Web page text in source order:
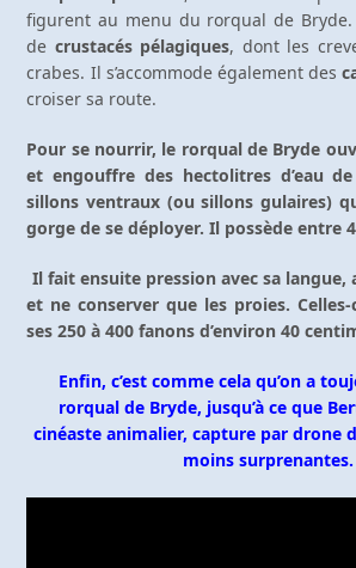
figurent au menu du rorqual de
de crustacés pélagiques, dont les
crabes. Il s’accommode également des
croiser sa route.
Pour se nourrir, le rorqual de Bryde
et engouffre des hectolitres d’eau
sillons ventraux (ou sillons gulaires)
gorge de se déployer. Il possède entre
Il fait ensuite pression avec sa langue,
et ne conserver que les proies.
ses 250 à 400 fanons d’environ 40
Enfin, c’est comme cela qu’on a
rorqual de Bryde, jusqu’à ce que
cinéaste animalier, capture par drone
moins surprenantes.